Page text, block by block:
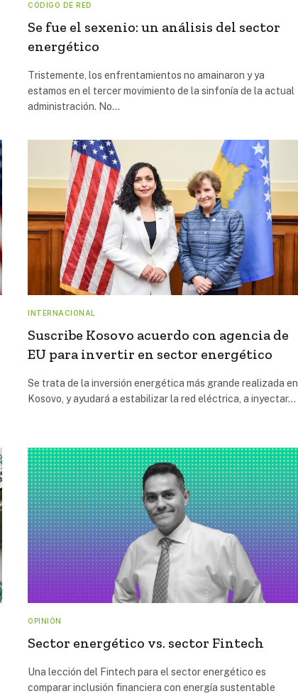
CÓDIGO DE RED
Se fue el sexenio: un análisis del sector
energético
Tristemente, los enfrentamientos no amainaron y ya
estamos en el tercer movimiento de la sinfonía de la actual
administración. No…
INTERNACIONAL
Suscribe Kosovo acuerdo con agencia de
EU para invertir en sector energético
Se trata de la inversión energética más grande realizada en
Kosovo, y ayudará a estabilizar la red eléctrica, a inyectar…
OPINIÓN
Sector energético vs. sector Fintech
Una lección del Fintech para el sector energético es
comparar inclusión financiera con energía sustentable